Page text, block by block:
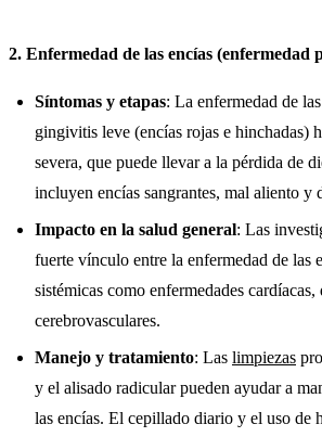
2. Enfermedad de las encías (enfermedad
Síntomas y etapas: La enfermedad de
gingivitis leve (encías rojas e hinchadas)
severa, que puede llevar a la pérdida de
incluyen encías sangrantes, mal aliento y
Impacto en la salud general: Las
fuerte vínculo entre la enfermedad de las
sistémicas como enfermedades
cerebrovasculares.
Manejo y tratamiento: Las limpiezas
y el alisado radicular pueden ayudar a
las encías. El cepillado diario y el uso de